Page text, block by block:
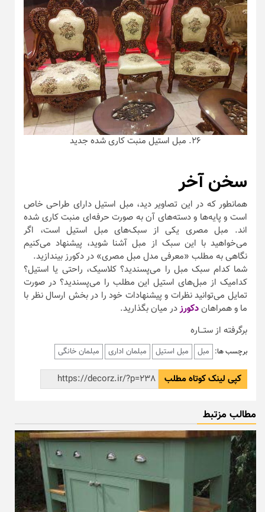
۲۶. مبل استیل منبت کاری شده جدید
سخن آخر
همانطور که در این تصاویر دید، مبل استیل دارای طراحی خاص
است و پایه‌ها و دسته‌های آن به صورت حرفه‌ای منبت کاری شده
اند. مبل مصری یکی از سبک‌های مبل استیل است، اگر
می‌خواهید با این سبک از مبل آشنا شوید، پیشنهاد می‌کنیم
نگاهی به مطلب «معرفی مدل مبل مصری» در دکورز بیندازید.
شما کدام سبک مبل را می‌پسندید؟ کلاسیک، راحتی یا استیل؟
کدامیک از مبل‌های استیل این مطلب را می‌پسندید؟ در صورت
تمایل می‌توانید نظرات و پیشنهادات خود را در بخش ارسال نظر با
ما و همراهاندکورزدر میان بگذارید.
برگرفته از ستـــاره
برچسب ها: مبل مبل استیل مبلمان اداری مبلمان خانگی
کپی لینک کوتاه مطلب
مطالب مزتبط